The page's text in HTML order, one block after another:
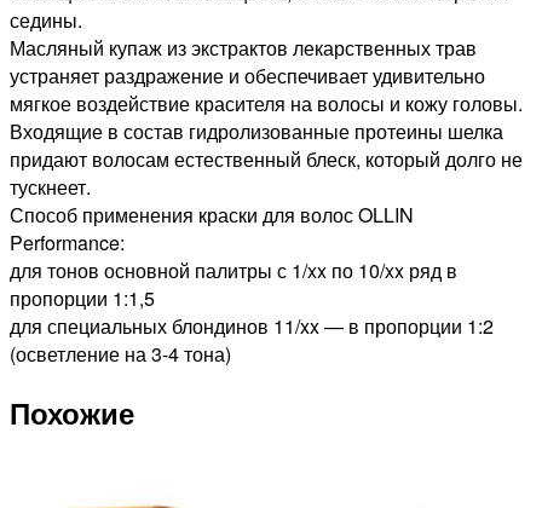
седины.
Масляный купаж из экстрактов лекарственных трав
устраняет раздражение и обеспечивает удивительно
мягкое воздействие красителя на волосы и кожу головы.
Входящие в состав гидролизованные протеины шелка
придают волосам естественный блеск, который долго не
тускнеет.
Способ применения краски для волос OLLIN
Performance:
для тонов основной палитры с 1/xx по 10/xx ряд в
пропорции 1:1,5
для специальных блондинов 11/xx — в пропорции 1:2
(осветление на 3-4 тона)
Похожие